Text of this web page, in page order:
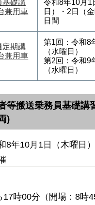
基礎講
兼用車
令和8年10月1
日）・2日（
日間
定期講
兼用車
第1回：令和8
（水曜日）
第2回：令和9
（水曜日）
等搬送乗務員基礎講
)
年10月1日（木曜日
時00分（開場：8時